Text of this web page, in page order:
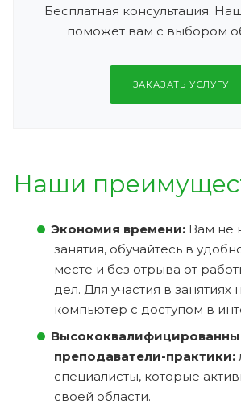
Бесплатная консультация.
поможет вам с выбором
ЗАКАЗАТЬ УСЛУГУ
Наши
Экономия времени: Вам не
занятия, обучайтесь в
месте и без отрыва от
дел. Для участия в занятиях
компьютер с доступом в
преподаватели-практики:
специалисты, которые
своей области.